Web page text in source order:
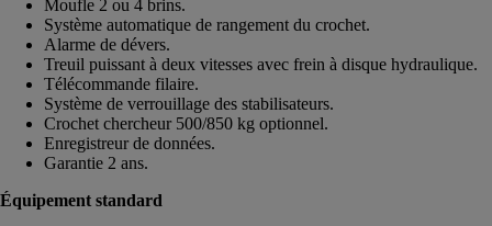
Moufle 2 ou 4 brins.
Système automatique de rangement du crochet.
Alarme de dévers.
Treuil puissant à deux vitesses avec frein à disque hydraulique.
Télécommande filaire.
Système de verrouillage des stabilisateurs.
Crochet chercheur 500/850 kg optionnel.
Enregistreur de données.
Garantie 2 ans.
Équipement standard